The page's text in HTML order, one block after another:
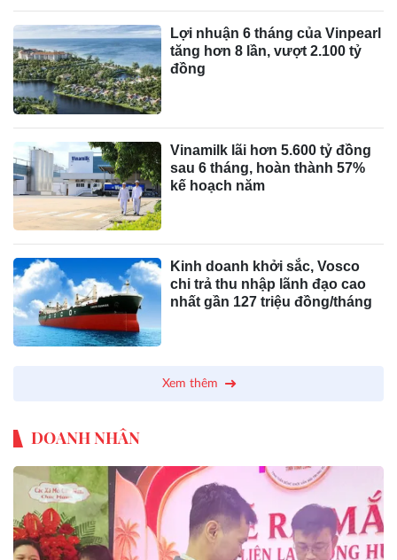
Lợi nhuận 6 tháng của Vinpearl
tăng hơn 8 lần, vượt 2.100 tỷ
đồng
Vinamilk lãi hơn 5.600 tỷ đồng
sau 6 tháng, hoàn thành 57%
kế hoạch năm
Kinh doanh khởi sắc, Vosco
chi trả thu nhập lãnh đạo cao
nhất gần 127 triệu đồng/tháng
Xem thêm
DOANH NHÂN